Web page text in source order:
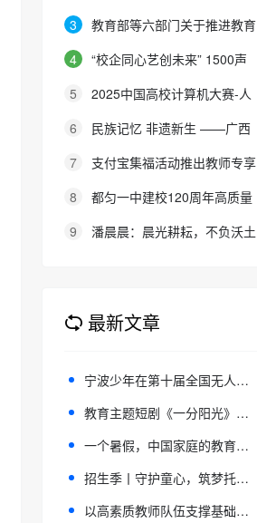
快和扩大新时代教育对外开放
3
教育部等六部门关于推进教育
新型基础设施建设 构建高质量教
4
“校企同心艺创未来” 1500声
量音创携手北音天传共谱产教融合
5
2025中国高校计算机大赛-人
工智能创意赛圆满收官
6
民族记忆 非遗新生 ——广西
艺术学院人文学院2026届毕业项
7
支付宝集福活动推出教师专享
活动 ：“身份管家”助力数字时代身
8
都匀一中建校120周年高质量
发展大会系列活动举行
9 潘晨晨：晨光耕耘，不负沃土
最新文章
宁波少年在第十届全国无人机大赛再创佳绩
教育主题短剧《一分阳光》引发热议 上线不到一个月话题阅读量近5000万
一个暑假，中国家庭的教育账单都买到了什么？
招生季丨守护童心，筑梦托育—— 湘南幼专婴幼儿托育服务与管理专业
以高素质教师队伍支撑基础教育扩优提质